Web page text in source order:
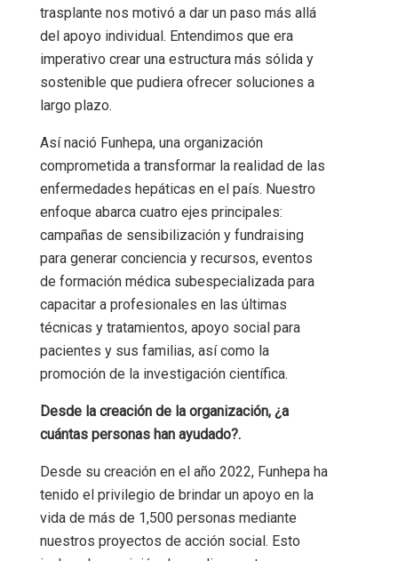
trasplante nos motivó a dar un paso más allá
del apoyo individual. Entendimos que era
imperativo crear una estructura más sólida y
sostenible que pudiera ofrecer soluciones a
largo plazo.
Así nació Funhepa, una organización
comprometida a transformar la realidad de las
enfermedades hepáticas en el país. Nuestro
enfoque abarca cuatro ejes principales:
campañas de sensibilización y fundraising
para generar conciencia y recursos, eventos
de formación médica subespecializada para
capacitar a profesionales en las últimas
técnicas y tratamientos, apoyo social para
pacientes y sus familias, así como la
promoción de la investigación científica.
Desde la creación de la organización, ¿a
cuántas personas han ayudado?.
Desde su creación en el año 2022, Funhepa ha
tenido el privilegio de brindar un apoyo en la
vida de más de 1,500 personas mediante
nuestros proyectos de acción social. Esto